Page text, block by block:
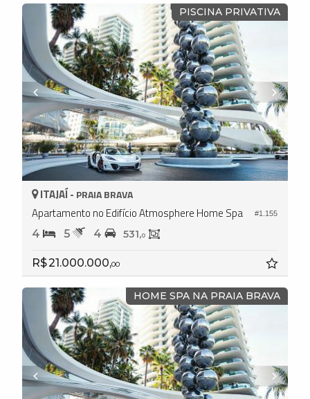
PISCINA PRIVATIVA
#1.155
ITAJAÍ - PRAIA BRAVA
Apartamento no Edifício Atmosphere Home Spa
4 5 4 531,0
R$ 21.000.000,00
HOME SPA NA PRAIA BRAVA